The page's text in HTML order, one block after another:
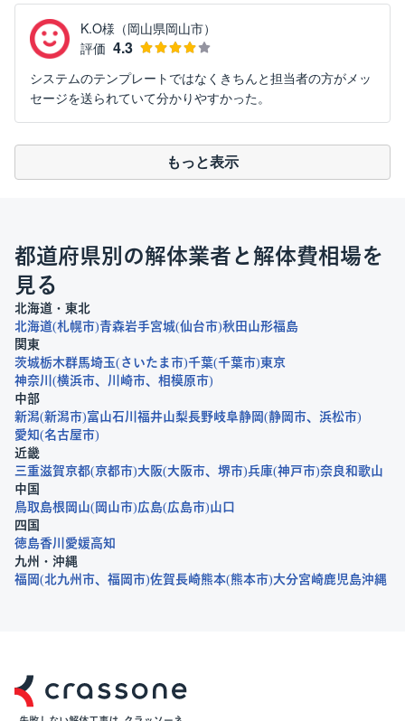
K.O様（岡山県岡山市）
評価 4.3
システムのテンプレートではなくきちんと担当者の方がメッ
セージを送られていて分かりやすかった。
もっと表示
都道府県別の解体業者と解体費相場を
見る
北海道・東北
北海道 札幌市 青森岩手宮城 仙台市 秋田 山形福島
関東
茨城栃木群馬埼玉 さいたま市 千葉 千葉市 東京
神奈川
横浜市 川崎市
相模原市
中部
新潟 新潟市 富山石川 福井山梨長野岐阜静岡 静岡市
浜松市
愛知 名古屋市
近畿
三重滋賀京都 京都市 大阪 大阪市 堺市 兵庫 神戸市 奈良和歌山
中国
鳥取 島根 岡山 岡山市 広島 広島市 山口
四国
徳島香川 愛媛高知
九州・沖縄
福岡 北九州市 福岡市 佐賀長崎熊本 熊本市 大分宮崎鹿児島沖縄